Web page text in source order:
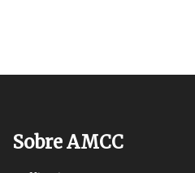
Sobre AMCC